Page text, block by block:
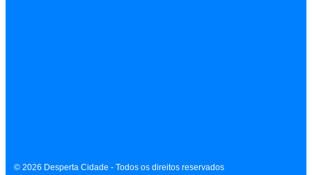
© 2026 Desperta Cidade - Todos os direitos reservados